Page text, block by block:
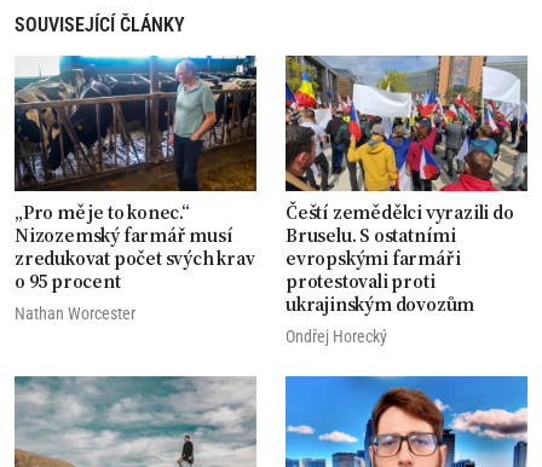
SOUVISEJÍCÍ ČLÁNKY
„Pro mě je to konec.“
Nizozemský farmář musí
zredukovat počet svých krav
o 95 procent
Nathan Worcester
Čeští zemědělci vyrazili do
Bruselu. S ostatními
evropskými farmáři
protestovali proti
ukrajinským dovozům
Ondřej Horecký